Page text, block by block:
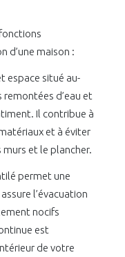
d’une maison :
espace situé au-
d’eau et
Il contribue à
et à éviter
et le plancher.
permet une
l’évacuation
nocifs
est
de votre